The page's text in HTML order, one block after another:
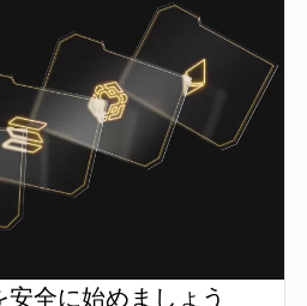
全に始めましょう